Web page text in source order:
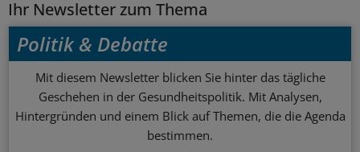
Ihr Newsletter zum Thema
Politik & Debatte
Mit diesem Newsletter blicken Sie hinter das tägliche
Geschehen in der Gesundheitspolitik. Mit Analysen,
Hintergründen und einem Blick auf Themen, die die Agenda
bestimmen.